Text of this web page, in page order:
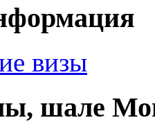
визы
шале